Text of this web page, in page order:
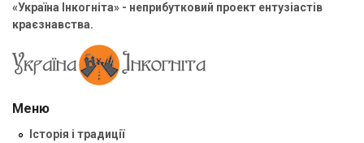
«Україна Інкогніта» - неприбутковий проект ентузіастів
краєзнавства.
Меню
Історія і традиції